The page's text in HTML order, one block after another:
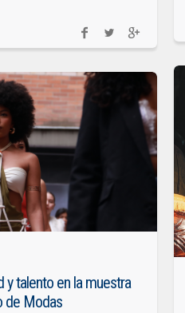
y talento en la muestra
de Modas